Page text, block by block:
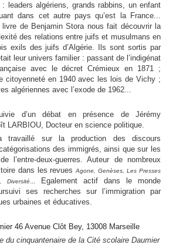
leaders algériens, grands rabbins, un enfant
dans cet autre pays qu’est la France...
livre de Benjamin Stora nous fait découvrir la
des relations entre juifs et musulmans en
exils des juifs d’Algérie. Ils sont sortis par
leur univers familier : passant de l’indigénat
avec le décret Crémieux en 1871 ;
citoyenneté en 1940 avec les lois de Vichy ;
algériennes avec l’exode de 1962...
d’un débat en présence de Jérémy
LARBIOU, Docteur en science politique.
travaillé sur la production des discours
des immigrés, ainsi que sur les
l’entre-deux-guerres. Auteur de nombreux
dans les revues Agone, Genèses, Les Presses
Diversité...
Egalement actif dans le monde
ses recherches sur l’immigration par
urbaines et éducatives.
46 Avenue Clôt Bey, 13008 Marseille
du cinquantenaire de la Cité scolaire Daumier